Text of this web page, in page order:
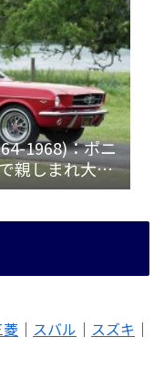
1968)：ポニ
親しまれ大ヒ
菱 ｜ スバル ｜ スズキ ｜